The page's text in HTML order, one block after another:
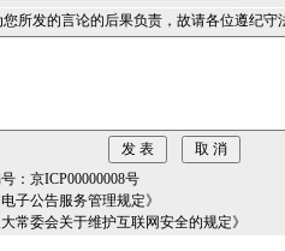
您所发的言论的后果负责，故请各位遵纪守
：京ICP00000008号
子公告服务管理规定》
常委会关于维护互联网安全的规定》